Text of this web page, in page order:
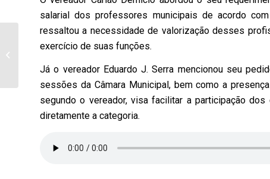
salarial dos professores municipais de acordo
ressaltou a necessidade de valorização desses
exercício de suas funções.
Já o vereador Eduardo J. Serra mencionou seu
sessões da Câmara Municipal, bem como a
segundo o vereador, visa facilitar a participação
diretamente a categoria.
Bandeirantes aprovam
credito de mais...